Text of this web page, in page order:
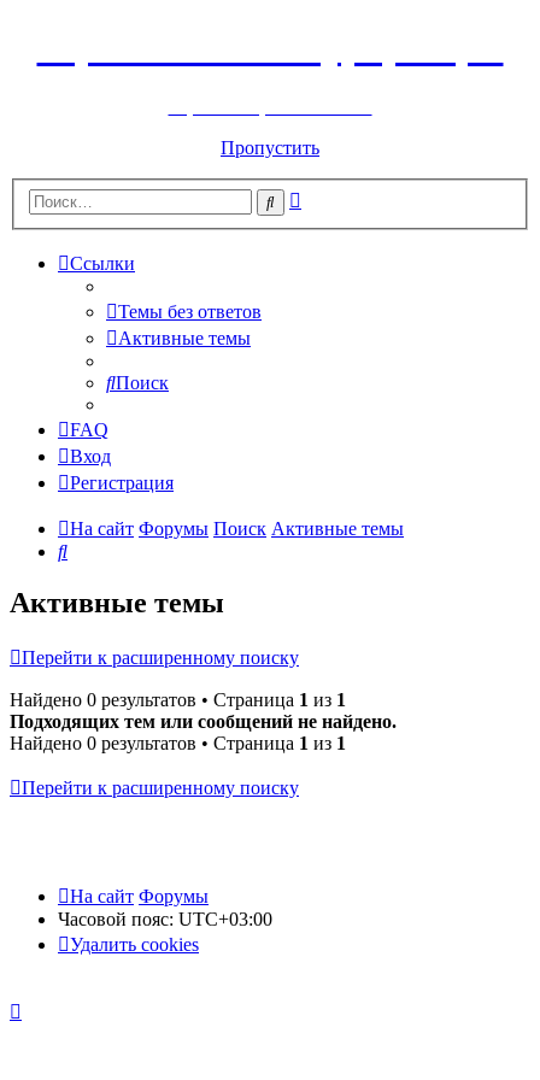
Пропустить
Поиск
Ссылки
Темы без ответов
Активные темы
Поиск
FAQ
Вход
Регистрация
На сайт Форумы Поиск Активные темы
Поиск
Активные темы
Перейти к расширенному поиску
Найдено 0 результатов • Страница 1 из 1
Подходящих тем или сообщений не найдено.
Найдено 0 результатов • Страница 1 из 1
Перейти к расширенному поиску
На сайт Форумы
Часовой пояс: UTC+03:00
Удалить cookies